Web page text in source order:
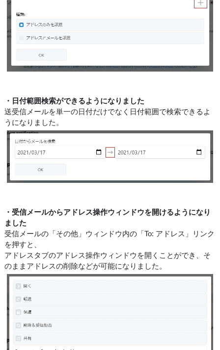
・日付範囲検索ができるようになりました
送受信メールを単一の日付だけでなく日付範囲で検索できるよ
うになりました。
・受信メールからアドレス操作ウィンドウを開けるようになり
ました
受信メールの「その他」ウィンドウ内の「To: アドレス」リンク
を押すと、
アドレスタブのアドレス操作ウィンドウを開くことができ、そ
のままアドレスの削除などが可能になりました。